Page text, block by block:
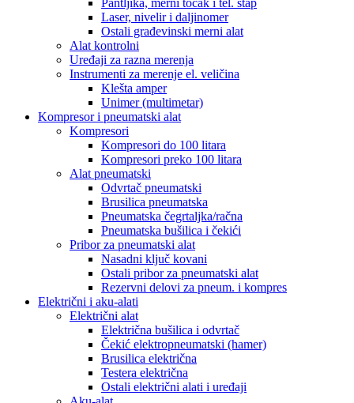
Pantljika, merni točak i tel. štap
Laser, nivelir i daljinomer
Ostali građevinski merni alat
Alat kontrolni
Uređaji za razna merenja
Instrumenti za merenje el. veličina
Klešta amper
Unimer (multimetar)
Kompresor i pneumatski alat
Kompresori
Kompresori do 100 litara
Kompresori preko 100 litara
Alat pneumatski
Odvrtač pneumatski
Brusilica pneumatska
Pneumatska čegrtaljka/račna
Pneumatska bušilica i čekići
Pribor za pneumatski alat
Nasadni ključ kovani
Ostali pribor za pneumatski alat
Rezervni delovi za pneum. i kompres
Električni i aku-alati
Električni alat
Električna bušilica i odvrtač
Čekić elektropneumatski (hamer)
Brusilica električna
Testera električna
Ostali električni alati i uređaji